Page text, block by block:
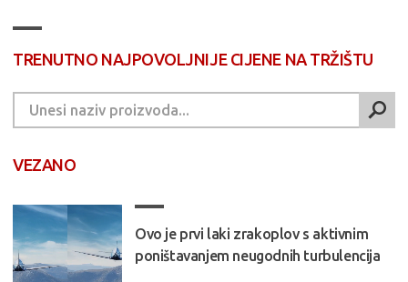
TRENUTNO NAJPOVOLJNIJE CIJENE NA TRŽIŠTU
VEZANO
Ovo je prvi laki zrakoplov s aktivnim
poništavanjem neugodnih turbulencija